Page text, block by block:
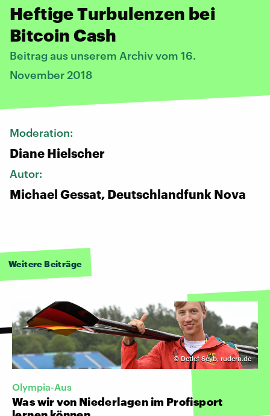
Heftige Turbulenzen bei
Bitcoin Cash
Beitrag aus unserem Archiv vom 16.
November 2018
Moderation:
Diane Hielscher
Autor:
Michael Gessat, Deutschlandfunk Nova
Weitere Beiträge
© Detlef Seyb, rudern.de
Olympia-Aus
Was wir von Niederlagen im Profisport